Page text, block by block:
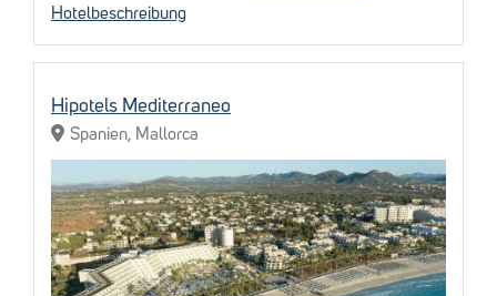
Hotelbeschreibung
Hipotels Mediterraneo
Spanien, Mallorca